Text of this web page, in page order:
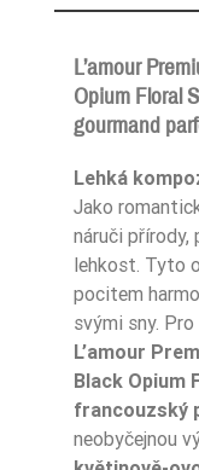
L’amour
Opium Floral
gourmand
Lehká
Jako
náruči
lehkost. Tyto
pocitem
svými sny.
L’amour
Black Opium
francouzský
neobyčejnou
Ean13